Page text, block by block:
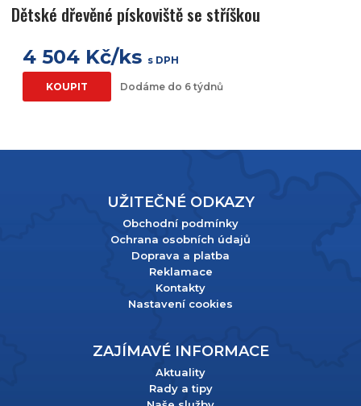
Dětské dřevěné pískoviště se stříškou
4 504 Kč/ks s DPH
KOUPIT Dodáme do 6 týdnů
UŽITEČNÉ ODKAZY
Obchodní podmínky
Ochrana osobních údajů
Doprava a platba
Reklamace
Kontakty
Nastavení cookies
ZAJÍMAVÉ INFORMACE
Aktuality
Rady a tipy